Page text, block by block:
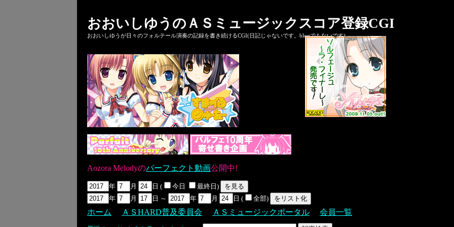
おおいしゆうのＡＳミュージックスコア登録CGI
おおいしゆうが日々のフォルテール演奏の記録を書き続けるCGI(日記じゃないです。blogでもないです)
Aozora Melodyのパーフェクト動画公開中!
年 月 日 ( 今日
最終日)
年
月 日 ～ 年 月 日 ( 全部)
ホーム ＡＳHARD普及委員会 ＡＳミュージックポータル 会員一覧